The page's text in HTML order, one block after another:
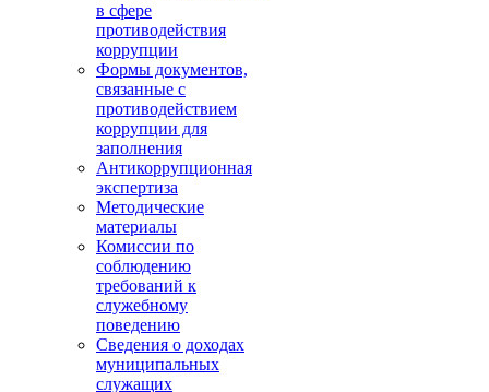
в сфере
противодействия
коррупции
Формы документов,
связанные с
противодействием
коррупции для
заполнения
Антикоррупционная
экспертиза
Методические
материалы
Комиссии по
соблюдению
требований к
служебному
поведению
Сведения о доходах
муниципальных
служащих